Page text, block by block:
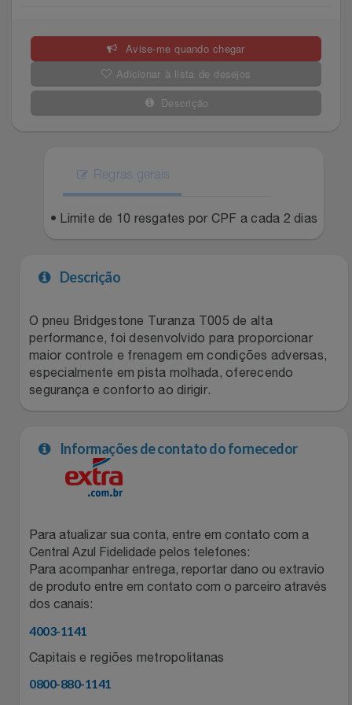
Cozinha
Doações
Eletrodomésticos
Eletroportáteis
Ferramentas
Filmes
Livros
Malas E Mochilas
Móveis
Extra
Fortaleza
Gama Italy
Giftty
Jbl
Lity
Loccitane En Provence
Meu Resgate Favorito
Mondial
Mormaii
Multi
Individual
Insider
John John
Le Lis
Natura
Netshoes
Portal Das Malas
Renner
Sams Club
Topstore
Avise-me quando chegar
Adicionar à lista de desejos
Descrição
Regras gerais
• Limite de 10 resgates por CPF a cada 2 dias
Descrição
O pneu Bridgestone Turanza T005 de alta
performance, foi desenvolvido para proporcionar
maior controle e frenagem em condições adversas,
especialmente em pista molhada, oferecendo
segurança e conforto ao dirigir.
Informações de contato do fornecedor
Para atualizar sua conta, entre em contato com a
Central Azul Fidelidade pelos telefones:
Para acompanhar entrega, reportar dano ou extravio
de produto entre em contato com o parceiro através
dos canais:
4003-1141
Capitais e regiões metropolitanas
0800-880-1141